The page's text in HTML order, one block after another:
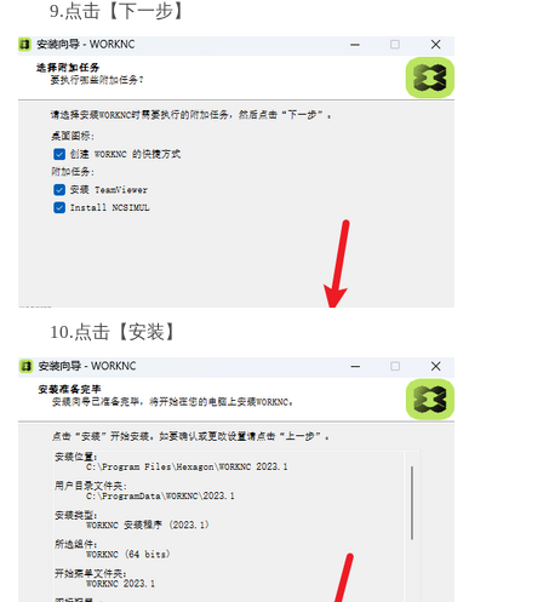
9.点击【下一步】
10.点击【安装】